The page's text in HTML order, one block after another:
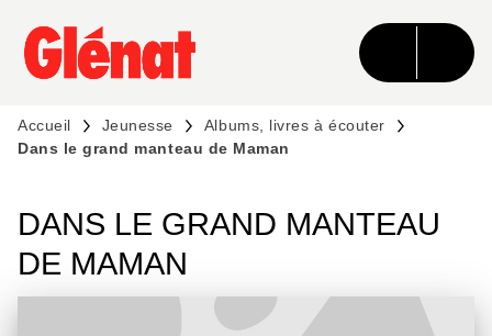
MENU RECHERCHE CONTENU
PIED DE PAGE
Accueil Jeunesse
Albums, livres à écouter
Dans le grand manteau de Maman
DANS LE GRAND MANTEAU
DE MAMAN